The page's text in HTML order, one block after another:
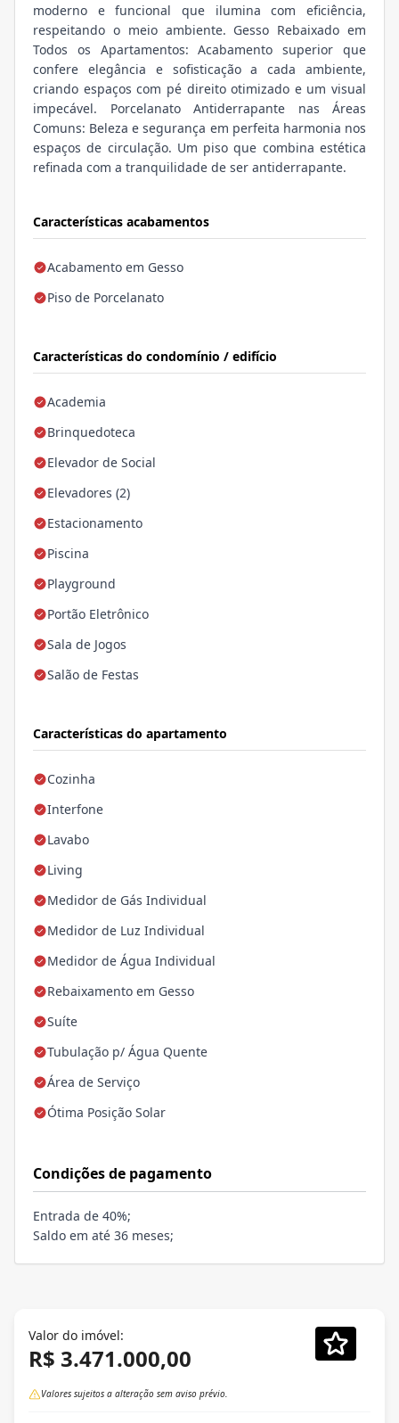
Características acabamentos
Acabamento em Gesso
Piso de Porcelanato
Características do condomínio / edifício
Academia
Brinquedoteca
Elevador de Social
Elevadores (2)
Estacionamento
Piscina
Playground
Portão Eletrônico
Sala de Jogos
Salão de Festas
Características do apartamento
Cozinha
Interfone
Lavabo
Living
Medidor de Gás Individual
Medidor de Luz Individual
Medidor de Água Individual
Rebaixamento em Gesso
Suíte
Tubulação p/ Água Quente
Área de Serviço
Ótima Posição Solar
moderno e funcional que ilumina com eficiência,
respeitando o meio ambiente. Gesso Rebaixado em
Todos os Apartamentos: Acabamento superior que
confere elegância e sofisticação a cada ambiente,
criando espaços com pé direito otimizado e um visual
impecável. Porcelanato Antiderrapante nas Áreas
Comuns: Beleza e segurança em perfeita harmonia nos
espaços de circulação. Um piso que combina estética
refinada com a tranquilidade de ser antiderrapante.
Condições de pagamento
Entrada de 40%;
Saldo em até 36 meses;
Valor do imóvel:
R$ 3.471.000,00
Valores sujeitos a alteração sem aviso prévio.